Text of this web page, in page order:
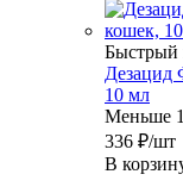
Быстрый
Дезацид
10 мл
Меньше
336 ₽/шт
В